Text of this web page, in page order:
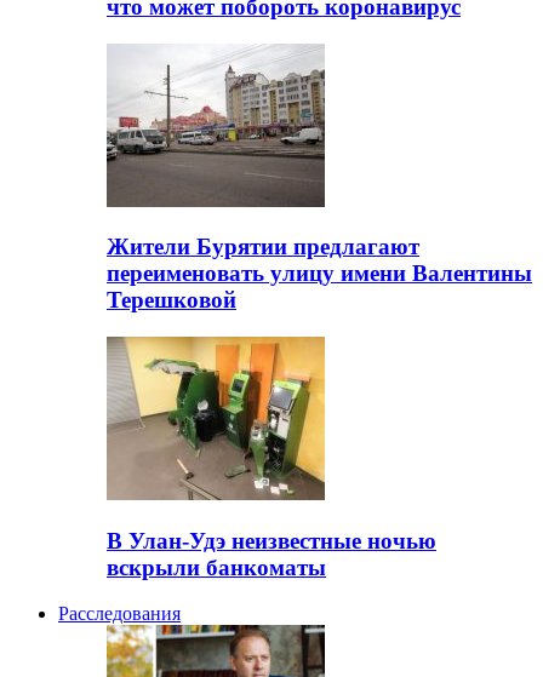
что может побороть коронавирус
Жители Бурятии предлагают
переименовать улицу имени Валентины
Терешковой
В Улан-Удэ неизвестные ночью
вскрыли банкоматы
Расследования